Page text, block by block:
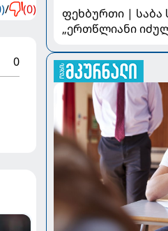
/ (0)
0
ფეხბურთი | საბა
„ერთწლიანი
მნიშვნელოვანია“